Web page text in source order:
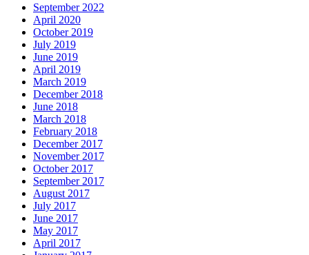
September 2022
April 2020
October 2019
July 2019
June 2019
April 2019
March 2019
December 2018
June 2018
March 2018
February 2018
December 2017
November 2017
October 2017
September 2017
August 2017
July 2017
June 2017
May 2017
April 2017